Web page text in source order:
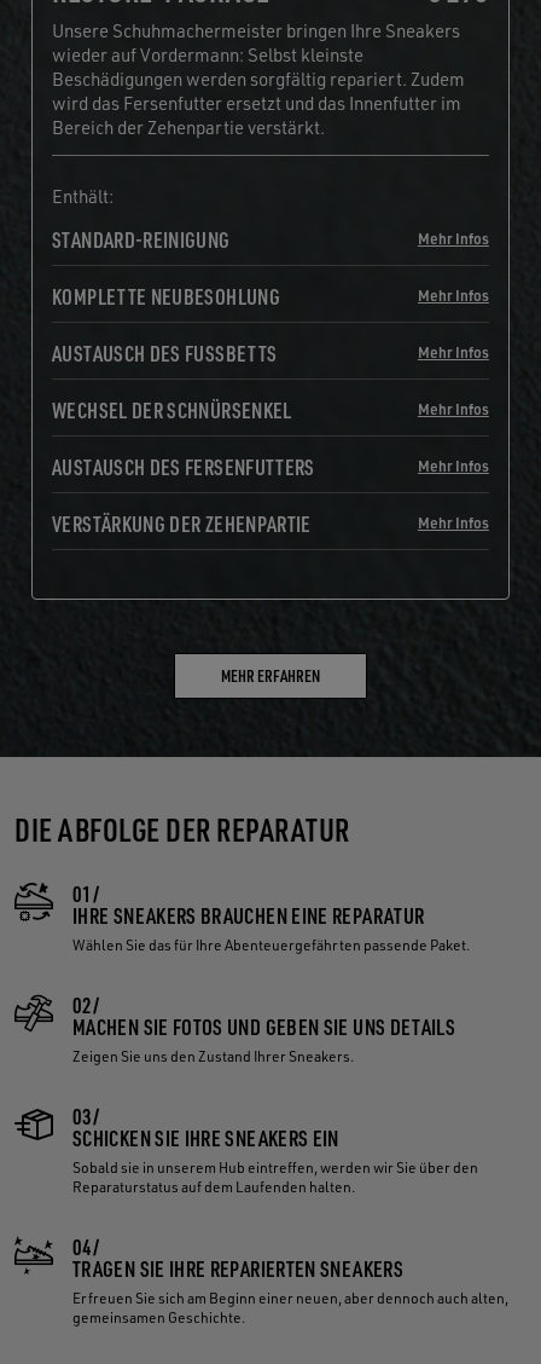
Unsere Schuhmachermeister bringen Ihre Sneakers
wieder auf Vordermann: Selbst kleinste
Beschädigungen werden sorgfältig repariert. Zudem
wird das Fersenfutter ersetzt und das Innenfutter im
Bereich der Zehenpartie verstärkt.
Enthält:
STANDARD-REINIGUNG Mehr Infos
KOMPLETTE NEUBESOHLUNG Mehr Infos
AUSTAUSCH DES FUSSBETTS Mehr Infos
WECHSEL DER SCHNÜRSENKEL Mehr Infos
AUSTAUSCH DES FERSENFUTTERS Mehr Infos
VERSTÄRKUNG DER ZEHENPARTIE Mehr Infos
MEHR ERFAHREN
DIE ABFOLGE DER REPARATUR
01/
IHRE SNEAKERS BRAUCHEN EINE REPARATUR
Wählen Sie das für Ihre Abenteuergefährten passende Paket.
02/
MACHEN SIE FOTOS UND GEBEN SIE UNS DETAILS
Zeigen Sie uns den Zustand Ihrer Sneakers.
03/
SCHICKEN SIE IHRE SNEAKERS EIN
Sobald sie in unserem Hub eintreffen, werden wir Sie über den
Reparaturstatus auf dem Laufenden halten.
04/
TRAGEN SIE IHRE REPARIERTEN SNEAKERS
Erfreuen Sie sich am Beginn einer neuen, aber dennoch auch alten,
gemeinsamen Geschichte.